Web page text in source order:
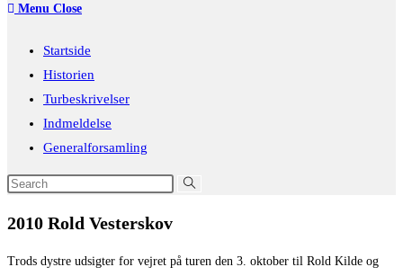
search
Menu Close
Startside
Historien
Turbeskrivelser
Indmeldelse
Generalforsamling
Search
website
2010 Rold Vesterskov
Trods dystre udsigter for vejret på turen den 3. oktober til Rold Kilde og